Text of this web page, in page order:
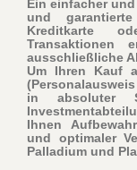
Ein einfacher
und
Kreditkarte
Transaktionen
ausschließliche
Um Ihren Kauf
in absoluter
Ihnen
und optimaler
Palladium und